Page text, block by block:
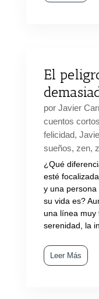
El
por Javier
cuentos cortos
felicidad,
sueños, zen,
¿Qué
esté
y una
su vida es?
una línea muy
serenidad, la
Leer Más